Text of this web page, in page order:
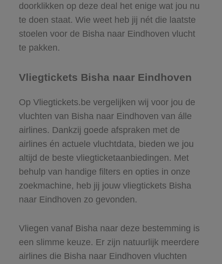
doorklikken op deze deal het enige wat jou nu
te doen staat. Wie weet heb jij nét die laatste
stoelen voor de Bisha naar Eindhoven vlucht
te pakken.
Vliegtickets Bisha naar Eindhoven
Op Vliegtickets.be vergelijken wij voor jou de
vluchten van Bisha naar Eindhoven van álle
airlines. Dankzij goede afspraken met de
airlines én actuele vluchtdata, bieden we jou
altijd de beste vliegticketaanbiedingen. Met
behulp van handige filters en opties in onze
zoekmachine, heb jij jouw vliegtickets Bisha
naar Eindhoven zo gevonden.
Vliegen vanaf Bisha naar deze bestemming is
een slimme keuze. Er zijn natuurlijk meerdere
airlines die Bisha naar Eindhoven vluchten